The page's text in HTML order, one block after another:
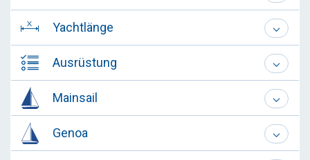
Yachtlänge
Ausrüstung
Mainsail
Genoa